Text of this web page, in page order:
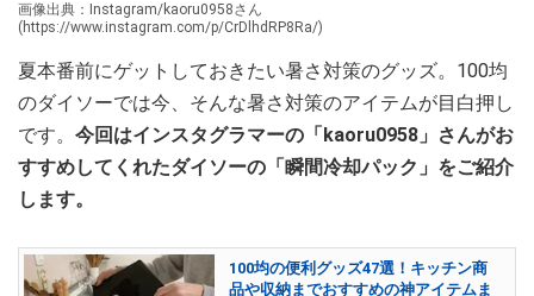
画像出典：Instagram/kaoru0958さん
(https://www.instagram.com/p/CrDlhdRP8Ra/)
夏本番前にゲットしておきたい暑さ対策のグッズ。100均
のダイソーでは今、そんな暑さ対策のアイテムが目白押し
です。 今回はインスタグラマーの「kaoru0958」さんがお
すすめしてくれたダイソーの「瞬間冷却パック」をご紹介
します。
100均の便利グッズ47選！キッチン商
品や収納までおすすめの神アイテムま